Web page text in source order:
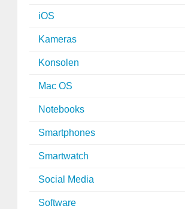
iOS
Kameras
Konsolen
Mac OS
Notebooks
Smartphones
Smartwatch
Social Media
Software